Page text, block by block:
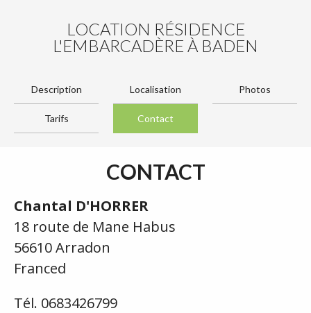
LOCATION RÉSIDENCE
L'EMBARCADÈRE À BADEN
Description Localisation Photos
Tarifs Contact
CONTACT
Chantal D'HORRER
18 route de Mane Habus
56610 Arradon
Franced
Tél. 0683426799